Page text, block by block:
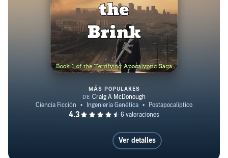
Toward the Brink
MÁS POPULARES
Ver detalles